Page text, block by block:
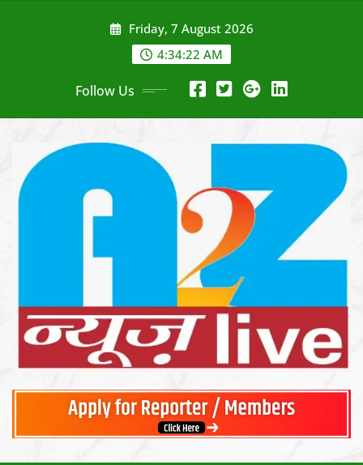
Friday, 7 August 2026
4:34:24 AM
Follow Us